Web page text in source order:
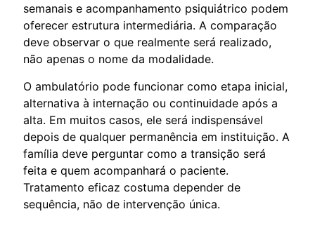
semanais e acompanhamento psiquiátrico podem
oferecer estrutura intermediária. A comparação
deve observar o que realmente será realizado,
não apenas o nome da modalidade.
O ambulatório pode funcionar como etapa inicial,
alternativa à internação ou continuidade após a
alta. Em muitos casos, ele será indispensável
depois de qualquer permanência em instituição. A
família deve perguntar como a transição será
feita e quem acompanhará o paciente.
Tratamento eficaz costuma depender de
sequência, não de intervenção única.